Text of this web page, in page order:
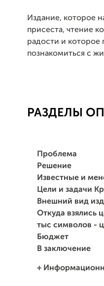
Издание, которое
присеста, чтение
радости и которое
познакомиться с
РАЗДЕЛЫ
Проблема
Решение
Известные и
Цели и задачи
Внешний вид
Откуда взялись
тыс символов -
Бюджет
В заключение
+